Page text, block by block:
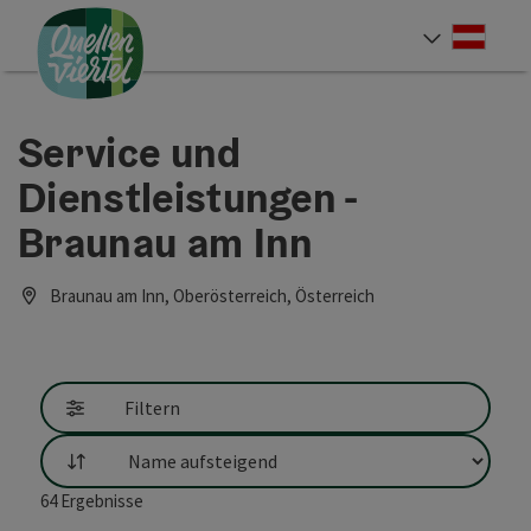
Zum Inhalt
Zur Navigation
Zum Seitenanfang
Service und
Dienstleistungen -
Braunau am Inn
Braunau am Inn, Oberösterreich, Österreich
Filtern
Sortierung
64Ergebnisse